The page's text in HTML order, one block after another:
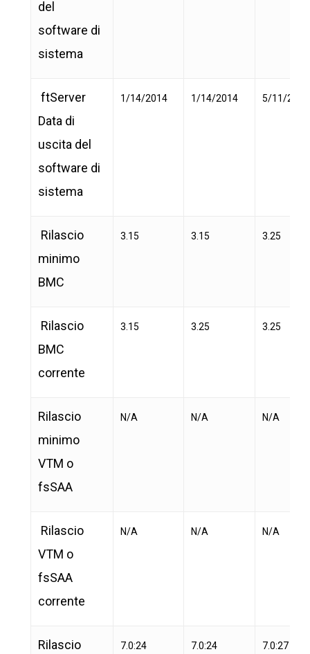
del
software di
sistema
ftServer
Data di
uscita del
software di
sistema
1/14/2014 1/14/2014 5/11/2018
Rilascio
minimo
BMC
3.15 3.15 3.25
Rilascio
BMC
corrente
3.15 3.25 3.25
Rilascio
minimo
VTM o
fsSAA
N/A N/A N/A
Rilascio
VTM o
fsSAA
corrente
N/A N/A N/A
Rilascio
7.0:24 7.0:24 7.0:27